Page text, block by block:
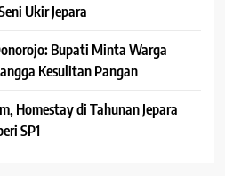
Ukir Jepara
Bupati Minta Warga
Kesulitan Pangan
Homestay di Tahunan Jepara
SP1